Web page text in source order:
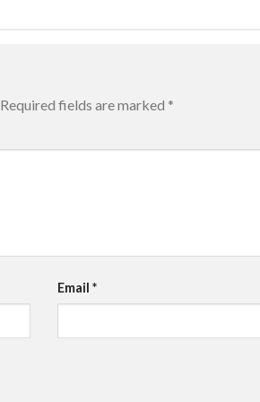
Required fields are marked *
Email*